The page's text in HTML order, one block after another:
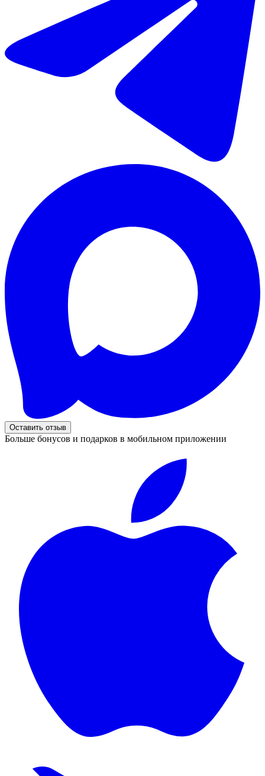
Оставить отзыв
Больше бонусов и подарков в мобильном приложении